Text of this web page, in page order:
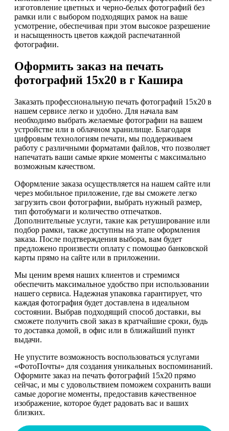
изготовление цветных и черно-белых фотографий без
рамки или с выбором подходящих рамок на ваше
усмотрение, обеспечивая при этом высокое разрешение
и насыщенность цветов каждой распечатанной
фотографии.
Оформить заказ на печать
фотографий 15х20 в г Кашира
Заказать профессиональную печать фотографий 15х20 в
нашем сервисе легко и удобно. Для начала вам
необходимо выбрать желаемые фотографии на вашем
устройстве или в облачном хранилище. Благодаря
цифровым технологиям печати, мы поддерживаем
работу с различными форматами файлов, что позволяет
напечатать ваши самые яркие моменты с максимально
возможным качеством.
Оформление заказа осуществляется на нашем сайте или
через мобильное приложение, где вы сможете легко
загрузить свои фотографии, выбрать нужный размер,
тип фотобумаги и количество отпечатков.
Дополнительные услуги, такие как ретуширование или
подбор рамки, также доступны на этапе оформления
заказа. После подтверждения выбора, вам будет
предложено произвести оплату с помощью банковской
карты прямо на сайте или в приложении.
Мы ценим время наших клиентов и стремимся
обеспечить максимальное удобство при использовании
нашего сервиса. Надежная упаковка гарантирует, что
каждая фотография будет доставлена в идеальном
состоянии. Выбрав подходящий способ доставки, вы
сможете получить свой заказ в кратчайшие сроки, будь
то доставка домой, в офис или в ближайший пункт
выдачи.
Не упустите возможность воспользоваться услугами
«ФотоПочты» для создания уникальных воспоминаний.
Оформите заказ на печать фотографий 15х20 прямо
сейчас, и мы с удовольствием поможем сохранить ваши
самые дорогие моменты, предоставив качественное
изображение, которое будет радовать вас и ваших
близких.